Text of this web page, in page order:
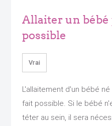
Allaiter un
possible
Vrai
L'allaitement d'un bébé
fait possible. Si le bébé
téter au sein, il sera